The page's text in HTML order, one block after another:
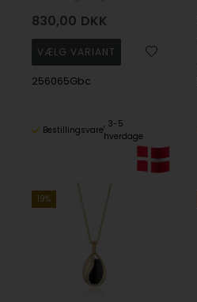
830,00 DKK
256065Gbc
Bestillingsvare
3-5
hverdage
19%